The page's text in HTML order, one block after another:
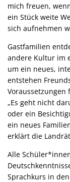
mich freuen,
ein Stück weite
sich aufnehmen
Gastfamilien
andere Kultur im
um ein neues,
entstehen
„Es geht nicht
oder ein
ein neues
erklärt die
Alle
Sprachkurs in